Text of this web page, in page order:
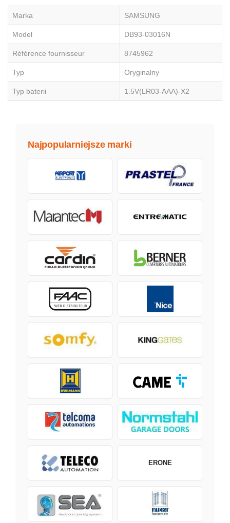
Marka SAMSUNG
Model DB93-03016N
Référence fournisseur 8745962
Typ Oryginalny
Typ baterii 1.5V(LR03-AAA)-X2
Najpopularniejsze marki
ERONE